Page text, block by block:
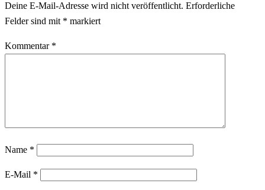
Deine E-Mail-Adresse wird nicht veröffentlicht. Erforderliche
Felder sind mit * markiert
Kommentar *
Name *
E-Mail *